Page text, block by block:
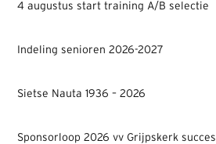
4 augustus start training A/B selectie
Indeling senioren 2026-2027
Sietse Nauta 1936 – 2026
Sponsorloop 2026 vv Grijpskerk succes